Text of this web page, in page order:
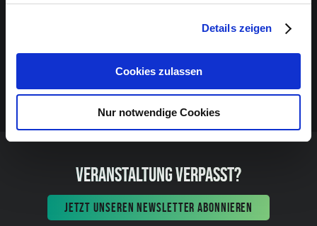
Details zeigen
Cookies zulassen
Nur notwendige Cookies
VERANSTALTUNG VERPASST?
JETZT UNSEREN NEWSLETTER ABONNIEREN